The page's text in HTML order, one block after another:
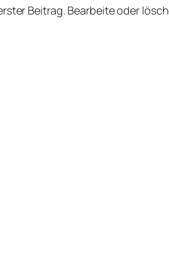
Beitrag. Bearbeite oder